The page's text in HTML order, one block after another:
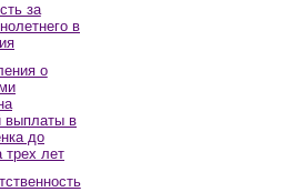
за
в
о
выплаты в
до
трех лет